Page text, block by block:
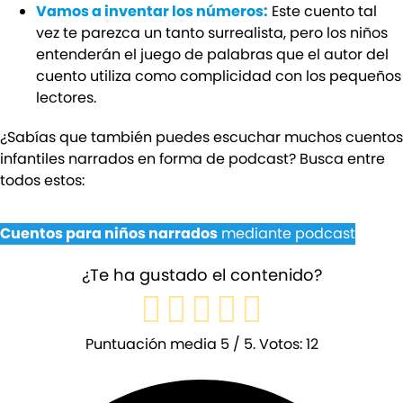
Vamos a inventar los números: Este cuento tal
vez te parezca un tanto surrealista, pero los niños
entenderán el juego de palabras que el autor del
cuento utiliza como complicidad con los pequeños
lectores.
¿Sabías que también puedes escuchar muchos cuentos
infantiles narrados en forma de podcast? Busca entre
todos estos:
Cuentos para niños narrados mediante podcast
¿Te ha gustado el contenido?
Puntuación media 5 / 5. Votos:12